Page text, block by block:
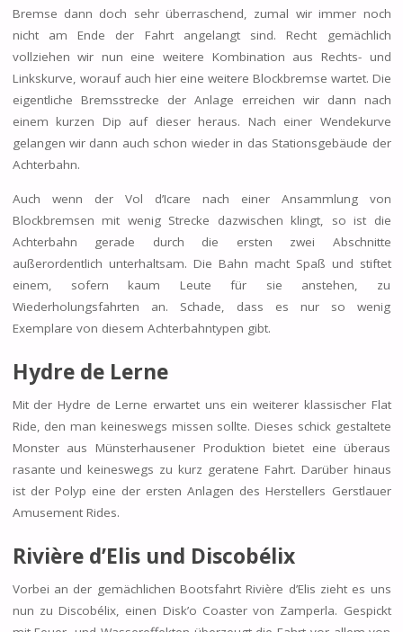
Bremse dann doch sehr überraschend, zumal wir immer noch
nicht am Ende der Fahrt angelangt sind. Recht gemächlich
vollziehen wir nun eine weitere Kombination aus Rechts- und
Linkskurve, worauf auch hier eine weitere Blockbremse wartet. Die
eigentliche Bremsstrecke der Anlage erreichen wir dann nach
einem kurzen Dip auf dieser heraus. Nach einer Wendekurve
gelangen wir dann auch schon wieder in das Stationsgebäude der
Achterbahn.
Auch wenn der Vol d’Icare nach einer Ansammlung von
Blockbremsen mit wenig Strecke dazwischen klingt, so ist die
Achterbahn gerade durch die ersten zwei Abschnitte
außerordentlich unterhaltsam. Die Bahn macht Spaß und stiftet
einem, sofern kaum Leute für sie anstehen, zu
Wiederholungsfahrten an. Schade, dass es nur so wenig
Exemplare von diesem Achterbahntypen gibt.
Hydre de Lerne
Mit der Hydre de Lerne erwartet uns ein weiterer klassischer Flat
Ride, den man keineswegs missen sollte. Dieses schick gestaltete
Monster aus Münsterhausener Produktion bietet eine überaus
rasante und keineswegs zu kurz geratene Fahrt. Darüber hinaus
ist der Polyp eine der ersten Anlagen des Herstellers Gerstlauer
Amusement Rides.
Rivière d’Elis und Discobélix
Vorbei an der gemächlichen Bootsfahrt Rivière d’Elis zieht es uns
nun zu Discobélix, einen Disk’o Coaster von Zamperla. Gespickt